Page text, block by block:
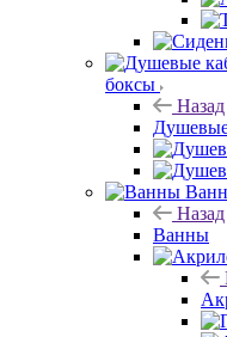
боксы
Назад
Назад
Ванны